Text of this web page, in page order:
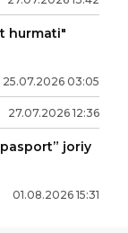
hurmati"
25.07.2026 03:05
27.07.2026 12:36
joriy
01.08.2026 15:31